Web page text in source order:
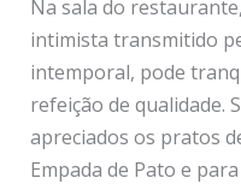
Na sala do
intimista transmitido
intemporal, pode
refeição de qualidade.
apreciados os pratos
Empada de Pato e